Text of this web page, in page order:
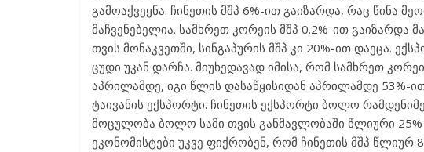
გამოაქვეყნა. ჩინეთის მშპ 6%-ით გაიზარდა, რაც წინა
მაჩვენებელია. სამხრეთ კორეის მშპ 0.2%-ით გაიზარდა
თვის მონაკვეთში, სინგაპურის მშპ კი 20%-ით დაეცა.
ცუდი უკან დარჩა. მიუხედავად იმისა, რომ სამხრეთ
აპრილამდე, იგი წლის დასაწყისიდან აპრილამდე 53%-
ტაივანის ექსპორტი. ჩინეთის ექსპორტი ბოლო
მოცულობა ბოლო სამი თვის განმავლობაში წლიური
ეკონომისტები უკვე ფიქრობენ, რომ ჩინეთის მშპ წლიურ